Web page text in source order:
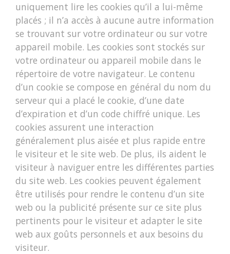
uniquement lire les cookies qu’il a lui-même
placés ; il n’a accès à aucune autre information
se trouvant sur votre ordinateur ou sur votre
appareil mobile. Les cookies sont stockés sur
votre ordinateur ou appareil mobile dans le
répertoire de votre navigateur. Le contenu
d’un cookie se compose en général du nom du
serveur qui a placé le cookie, d’une date
d’expiration et d’un code chiffré unique. Les
cookies assurent une interaction
généralement plus aisée et plus rapide entre
le visiteur et le site web. De plus, ils aident le
visiteur à naviguer entre les différentes parties
du site web. Les cookies peuvent également
être utilisés pour rendre le contenu d’un site
web ou la publicité présente sur ce site plus
pertinents pour le visiteur et adapter le site
web aux goûts personnels et aux besoins du
visiteur.